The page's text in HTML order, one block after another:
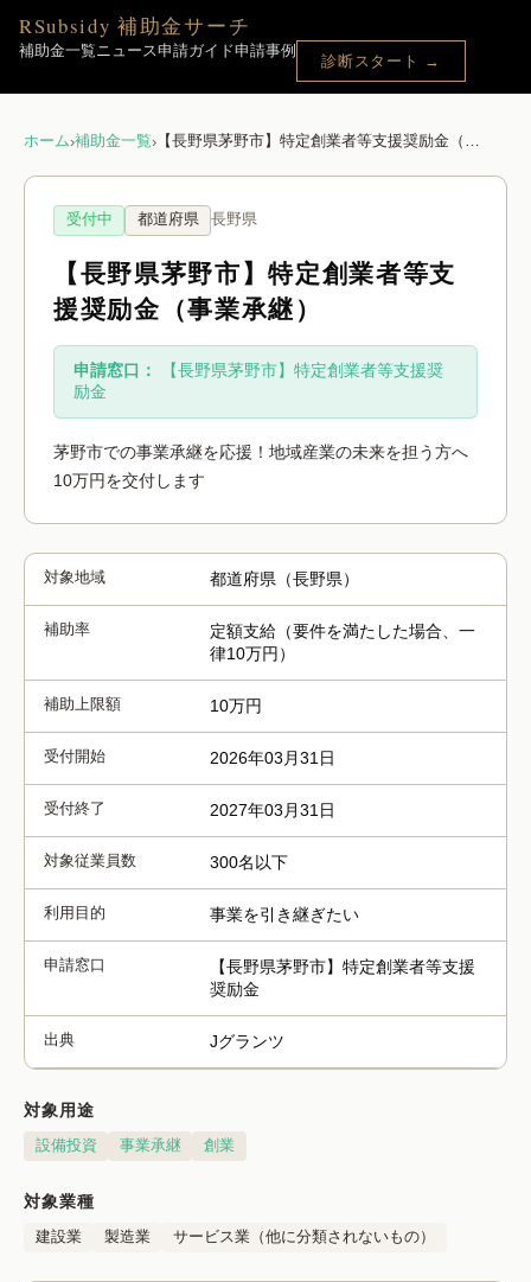
RSubsidy 補助金サーチ
補助金一覧ニュース申請ガイド申請事例
診断スタート →
ホーム›補助金一覧› 【長野県茅野市】特定創業者等支援奨励金（事業承継）
受付中 都道府県 長野県
【長野県茅野市】特定創業者等支
援奨励金（事業承継）
申請窓口：
【長野県茅野市】特定創業者等支援奨
励金
茅野市での事業承継を応援！地域産業の未来を担う方へ
10万円を交付します
対象地域 都道府県（長野県）
補助率
定額支給（要件を満たした場合、一
律10万円）
補助上限額 10万円
受付開始 2026年03月31日
受付終了 2027年03月31日
対象従業員数 300名以下
利用目的 事業を引き継ぎたい
申請窓口
【長野県茅野市】特定創業者等支援
奨励金
出典 Jグランツ
対象用途
設備投資 事業承継 創業
対象業種
建設業 製造業 サービス業（他に分類されないもの）